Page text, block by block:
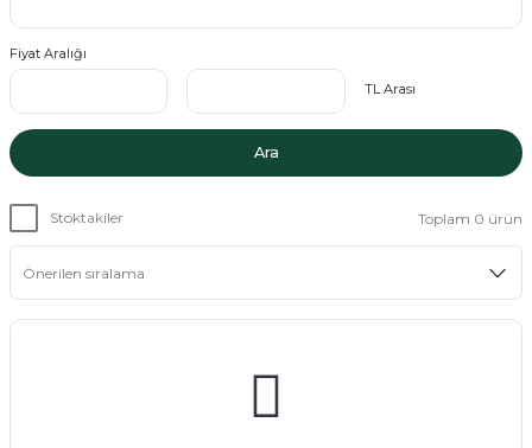
Fiyat Aralığı
TL Arası
Ara
Stoktakiler Toplam 0 ürün